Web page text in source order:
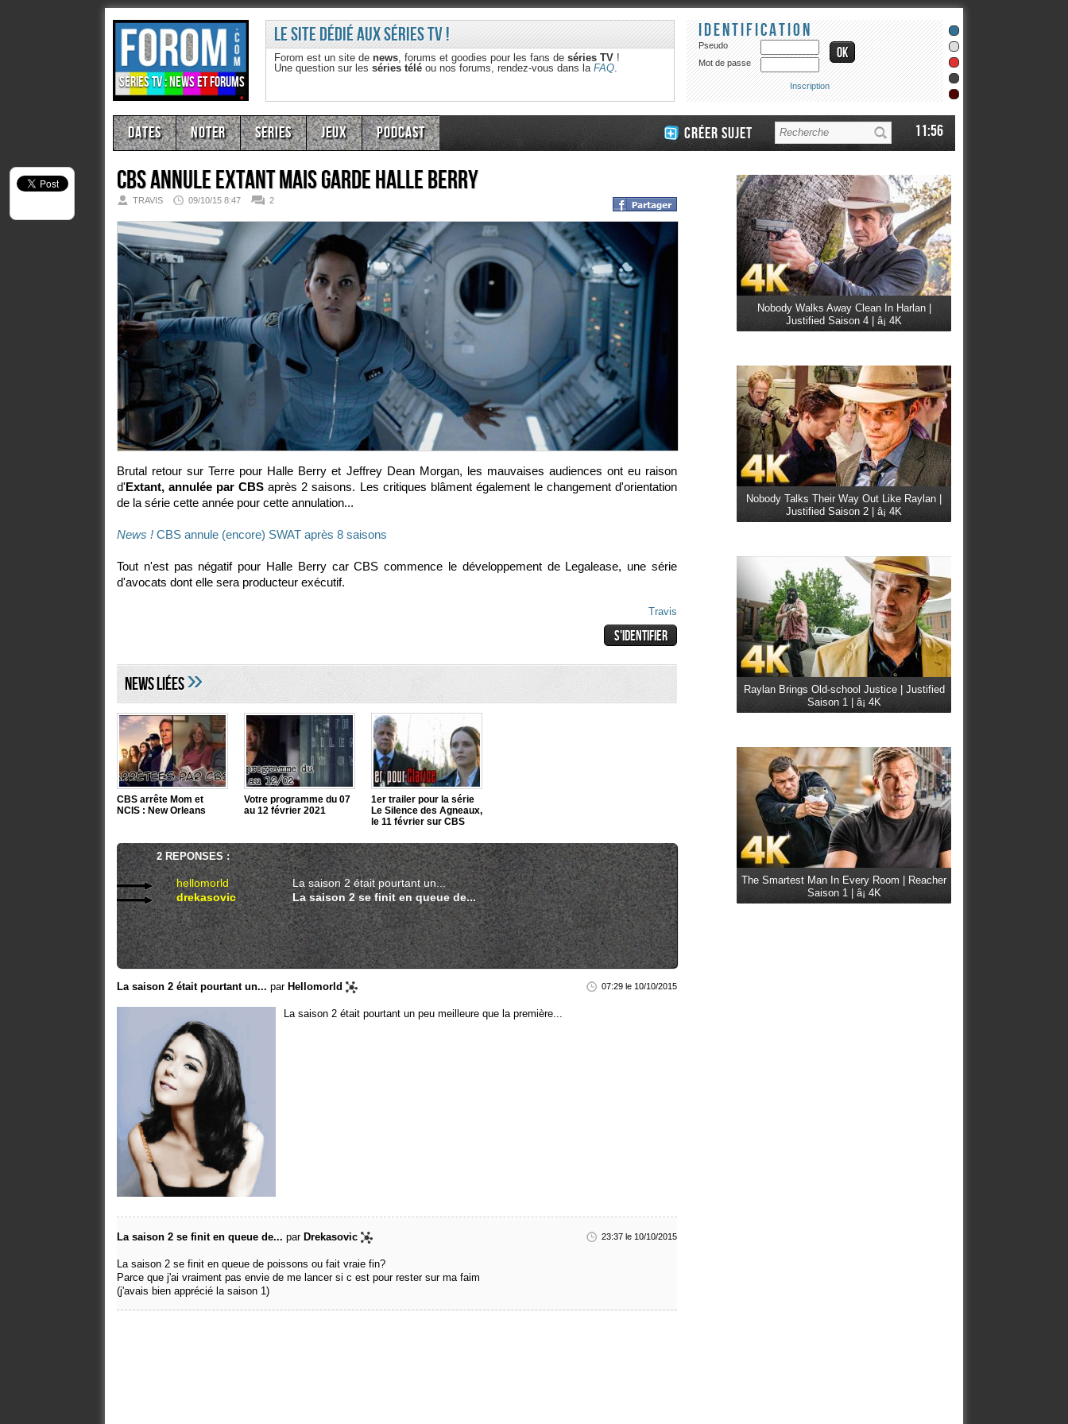
Séries TV : news et forums
Le site dédié aux séries TV !
Forom est un site de news, forums et goodies pour les fans de séries TV!
Une question sur les séries téléou nos forums, rendez-vous dans la FAQ.
Identification
Pseudo
Mot de passe
Inscription
Dates Noter Series Jeux Podcast Créer sujet 11:56
CBS annule Extant mais garde Halle Berry
TRAVIS 09/10/15 8:47 2
Brutal retour sur Terre pour Halle Berry et Jeffrey Dean Morgan, les mauvaises audiences ont eu raison
d'Extant, annulée par CBS après 2 saisons. Les critiques blâment également le changement d'orientation
de la série cette année pour cette annulation...
News ! CBS annule (encore) SWAT après 8 saisons
Tout n'est pas négatif pour Halle Berry car CBS commence le développement de Legalease, une série
d'avocats dont elle sera producteur exécutif.
Travis
NEWS LIéES»
CBS arrête Mom et
NCIS : New Orleans
Votre programme du 07
au 12 février 2021
1er trailer pour la série
Le Silence des Agneaux,
le 11 février sur CBS
2 REPONSES :
hellomorld
La saison 2 était pourtant un...
drekasovic
La saison 2 se finit en queue de...
La saison 2 était pourtant un... par Hellomorld 07:29 le 10/10/2015
La saison 2 était pourtant un peu meilleure que la première...
La saison 2 se finit en queue de... par Drekasovic 23:37 le 10/10/2015
La saison 2 se finit en queue de poissons ou fait vraie fin?
Parce que j'ai vraiment pas envie de me lancer si c est pour rester sur ma faim
(j'avais bien apprécié la saison 1)
Nobody Walks Away Clean In Harlan |
Justified Saison 4 | â¡ 4K
Nobody Talks Their Way Out Like Raylan |
Justified Saison 2 | â¡ 4K
Raylan Brings Old-school Justice | Justified
Saison 1 | â¡ 4K
The Smartest Man In Every Room | Reacher
Saison 1 | â¡ 4K